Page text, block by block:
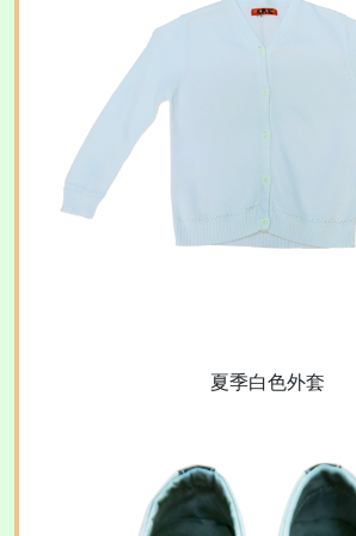
夏季白色外套